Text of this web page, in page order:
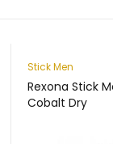
Stick Men
Rexona Stick
Cobalt Dry